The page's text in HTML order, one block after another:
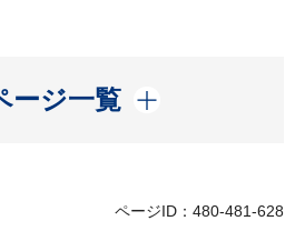
ージ一覧
開く
ページID：480-481-628